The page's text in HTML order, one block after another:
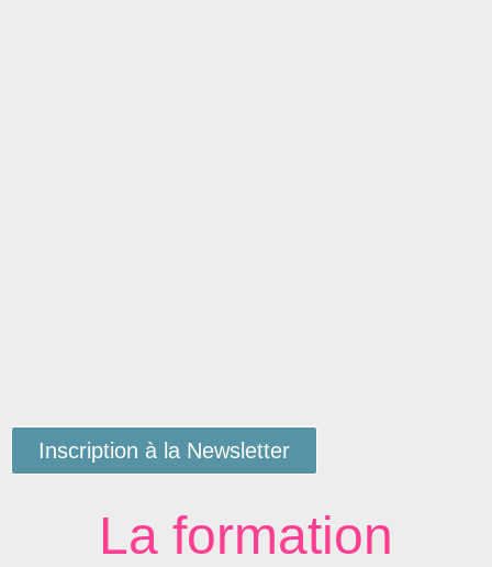
Inscription à la Newsletter
La formation